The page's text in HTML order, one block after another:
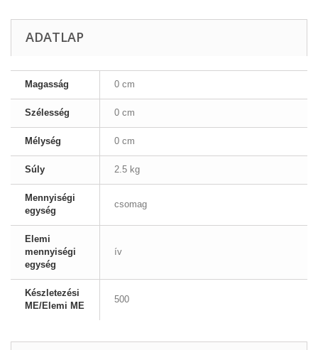
ADATLAP
Magasság 0 cm
Szélesség 0 cm
Mélység 0 cm
Súly 2.5 kg
Mennyiségi
egység
csomag
Elemi
mennyiségi
egység
ív
Készletezési
ME/Elemi ME
500